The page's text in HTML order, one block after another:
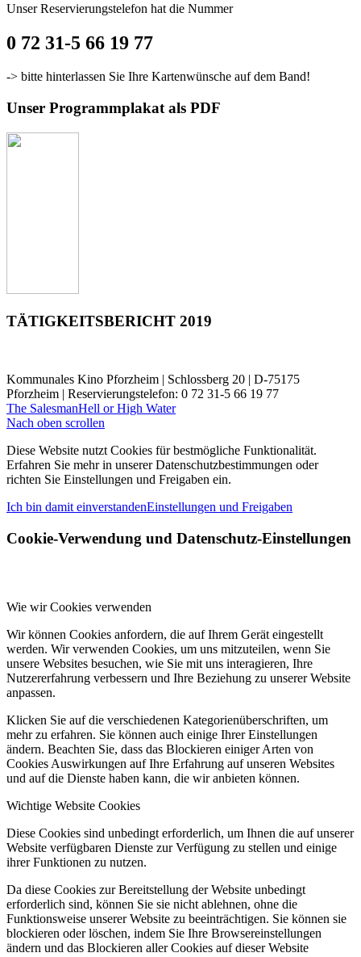
Unser Reservierungstelefon hat die Nummer
0 72 31-5 66 19 77
-> bitte hinterlassen Sie Ihre Kartenwünsche auf dem Band!
Unser Programmplakat als PDF
TÄTIGKEITSBERICHT 2019
Kommunales Kino Pforzheim | Schlossberg 20 | D-75175
Pforzheim | Reservierungstelefon: 0 72 31-5 66 19 77
The SalesmanHell or High Water
Nach oben scrollen
Diese Website nutzt Cookies für bestmögliche Funktionalität.
Erfahren Sie mehr in unserer Datenschutzbestimmungen oder
richten Sie Einstellungen und Freigaben ein.
Ich bin damit einverstandenEinstellungen und Freigaben
Cookie-Verwendung und Datenschutz-Einstellungen
Wie wir Cookies verwenden
Wir können Cookies anfordern, die auf Ihrem Gerät eingestellt
werden. Wir verwenden Cookies, um uns mitzuteilen, wenn Sie
unsere Websites besuchen, wie Sie mit uns interagieren, Ihre
Nutzererfahrung verbessern und Ihre Beziehung zu unserer Website
anpassen.
Klicken Sie auf die verschiedenen Kategorienüberschriften, um
mehr zu erfahren. Sie können auch einige Ihrer Einstellungen
ändern. Beachten Sie, dass das Blockieren einiger Arten von
Cookies Auswirkungen auf Ihre Erfahrung auf unseren Websites
und auf die Dienste haben kann, die wir anbieten können.
Wichtige Website Cookies
Diese Cookies sind unbedingt erforderlich, um Ihnen die auf unserer
Website verfügbaren Dienste zur Verfügung zu stellen und einige
ihrer Funktionen zu nutzen.
Da diese Cookies zur Bereitstellung der Website unbedingt
erforderlich sind, können Sie sie nicht ablehnen, ohne die
Funktionsweise unserer Website zu beeinträchtigen. Sie können sie
blockieren oder löschen, indem Sie Ihre Browsereinstellungen
ändern und das Blockieren aller Cookies auf dieser Website